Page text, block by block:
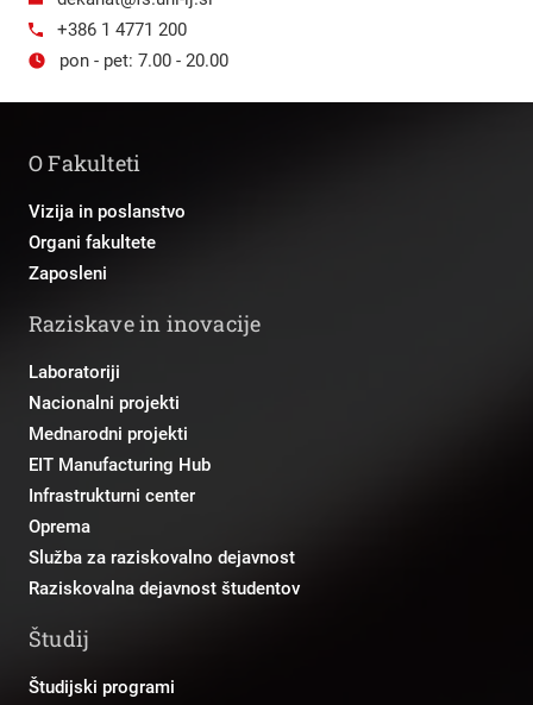
+386 1 4771 200
pon - pet: 7.00 - 20.00
O Fakulteti
Vizija in poslanstvo
Organi fakultete
Zaposleni
Raziskave in inovacije
Laboratoriji
Nacionalni projekti
Mednarodni projekti
EIT Manufacturing Hub
Infrastrukturni center
Oprema
Služba za raziskovalno dejavnost
Raziskovalna dejavnost študentov
Študij
Študijski programi